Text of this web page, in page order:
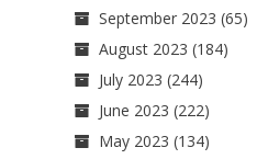
September 2023 (65)
August 2023 (184)
July 2023 (244)
June 2023 (222)
May 2023 (134)